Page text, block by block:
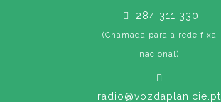
284 311 330
(Chamada para a rede fixa
nacional)
radio@vozdaplanicie.pt